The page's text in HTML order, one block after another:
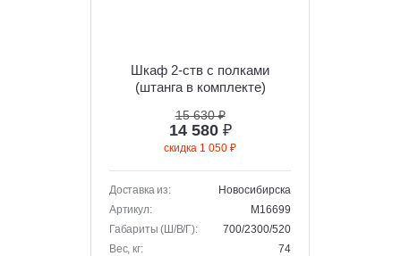
Шкаф 2-ств с полками
(штанга в комплекте)
тефия)
15 630 ₽
14 580 ₽
скидка 1 050 ₽
Доставка из:
Новосибирска
Артикул:
M16699
Габариты (Ш/В/Г):
700/2300/520
Вес, кг:
74